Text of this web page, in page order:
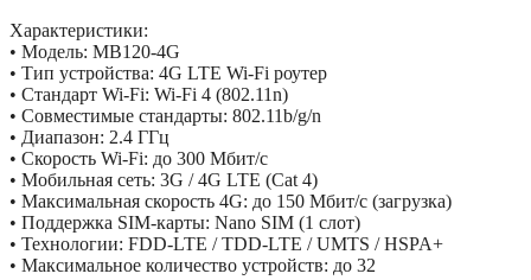
Характеристики:
• Модель: MB120-4G
• Тип устройства: 4G LTE Wi-Fi роутер
• Стандарт Wi-Fi: Wi-Fi 4 (802.11n)
• Совместимые стандарты: 802.11b/g/n
• Диапазон: 2.4 ГГц
• Скорость Wi-Fi: до 300 Мбит/с
• Мобильная сеть: 3G / 4G LTE (Cat 4)
• Максимальная скорость 4G: до 150 Мбит/с (загрузка)
• Поддержка SIM-карты: Nano SIM (1 слот)
• Технологии: FDD-LTE / TDD-LTE / UMTS / HSPA+
• Максимальное количество устройств: до 32